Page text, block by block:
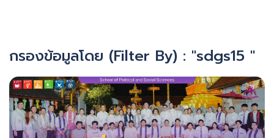
กรองข้อมูลโดย (Filter By) : "sdgs15 "